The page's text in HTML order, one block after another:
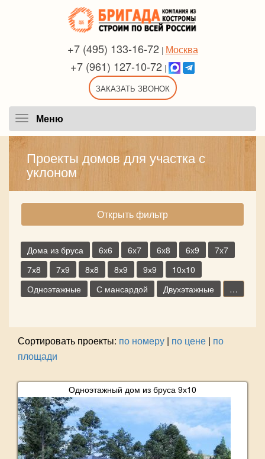
+7 (495) 133-16-72 | Москва
+7 (961) 127-10-72 |
ЗАКАЗАТЬ ЗВОНОК
Меню
Проекты домов для участка с
уклоном
Открыть фильтр
Дома из бруса 6х6 6х7 6х8 6х9
7х7
7х8
7х9 8х8 8х9 9х9
10х10
Одноэтажные
С мансардой Двухэтажные …
Сортировать проекты: по номеру | по цене | по
площади
Одноэтажный дом из бруса 9х10